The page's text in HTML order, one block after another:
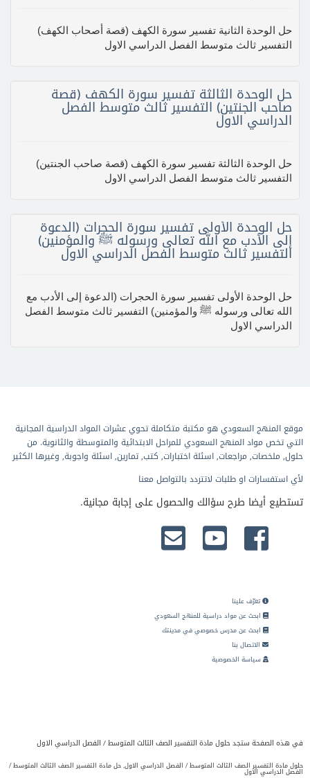
حل الوحدة الثانية تفسير سورة الكهف (قصة أصحاب الكهف)
التفسير ثالث متوسط الفصل الدراسي الاول
حل الوحدة الثالثة تفسير سورة الكهف (قصة
صاحب الجنتين) التفسير ثالث متوسط الفصل
الدراسي الاول
حل الوحدة الثالثة تفسير سورة الكهف (قصة صاحب الجنتين)
التفسير ثالث متوسط الفصل الدراسي الاول
حل الوحدة الأولى تفسير سورة الحجرات (الدعوة
إلى الأدب مع الله تعالى ورسوله ﷺ والمؤمنين)
التفسير ثالث متوسط الفصل الدراسي الاول
حل الوحدة الأولى تفسير سورة الحجرات (الدعوة إلى الأدب مع
الله تعالى ورسوله ﷺ والمؤمنين) التفسير ثالث متوسط الفصل
الدراسي الاول
موقع المنهج السعودي هو مكتبة متكاملة تحوي عشرات المواد الدراسية المجانية
التي تخص مواد المنهج السعودي للمراحل الابتدائية والمتوسطة والثانوية. من
حلول, ملخصات, مراجعات, اسئلة اختبارات, كتب, تمارين, اسئلة واجوبة, وغيرها الكثير
لأي استفسارات او طلبات لاتتردد بالتواصل معنا
تستطيع أيضا طرح سؤالك والحصول على إجابة مجانية.
تعرّف علينا
ابحث عن مواد دراسية للمنهج السعودي
ابحث عن مدرس خصوصي في مدينتك
الاتصال بنا
سياسة الخصوصية
في هذه الصفحة ستجد حلول مادة التفسير الصف الثالث المتوسط / الفصل الدراسي الاول
حلول مادة التفسير الصف الثالث المتوسط / الفصل الدراسي الاول, حل مادة التفسير الصف الثالث المتوسط /
الفصل الدراسي الاول